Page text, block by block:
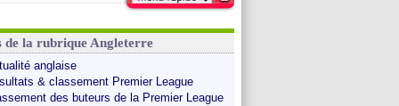
de la rubrique Angleterre
anglaise
& classement Premier League
des buteurs de la Premier League